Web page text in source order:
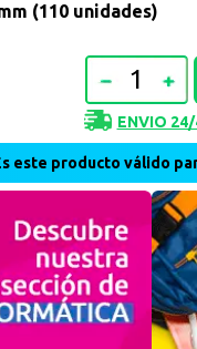
cuenta
en
revisar el estado
crear
(110 unidades)
ENVIO 24/
este producto válido